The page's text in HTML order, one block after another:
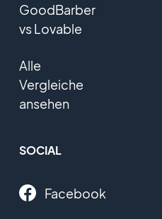
GoodBarber
vs Lovable
Alle
Vergleiche
ansehen
SOCIAL
Facebook